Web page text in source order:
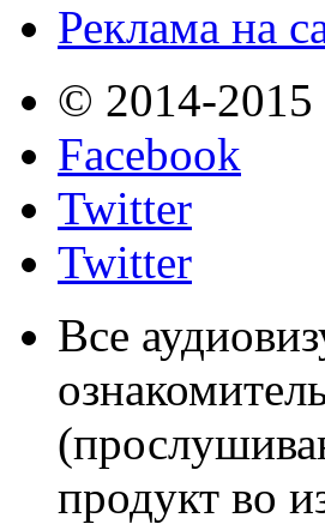
Реклама на
© 2014-
Facebook
Twitter
Twitter
Все
продукт во